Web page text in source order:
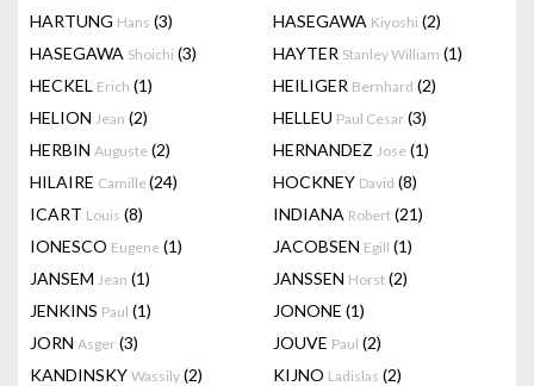
HARTUNG Hans (3) HASEGAWA Kiyoshi (2)
HASEGAWA Shoichi (3) HAYTER Stanley William (1)
HECKEL Erich (1) HEILIGER Bernhard (2)
HELION Jean (2) HELLEU Paul Cesar (3)
HERBIN Auguste (2) HERNANDEZ Jose (1)
HILAIRE Camille(24) HOCKNEY David (8)
ICART Louis (8) INDIANA Robert (21)
IONESCO Eugene (1) JACOBSEN Egill (1)
JANSEM Jean (1) JANSSEN Horst (2)
JENKINS Paul (1) JONONE (1)
JORN Asger (3) JOUVE Paul (2)
KANDINSKY Wassily (2) KIJNO Ladislas (2)